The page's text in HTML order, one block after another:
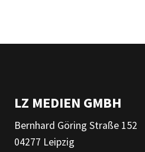
LZ MEDIEN GMBH
Bernhard Göring Straße 152
04277 Leipzig